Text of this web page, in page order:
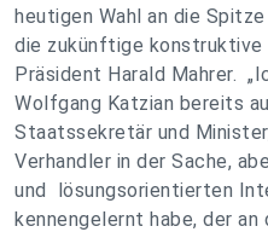
heutigen Wahl an die
die zukünftige konstruktive
Präsident Harald Mahrer.
Wolfgang Katzian bereits
Staatssekretär und
Verhandler in der Sache,
und lösungsorientierten
kennengelernt habe, der an